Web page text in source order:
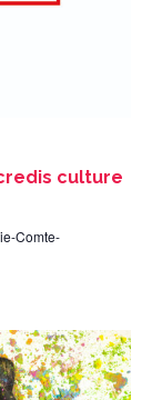
culture
Comte-